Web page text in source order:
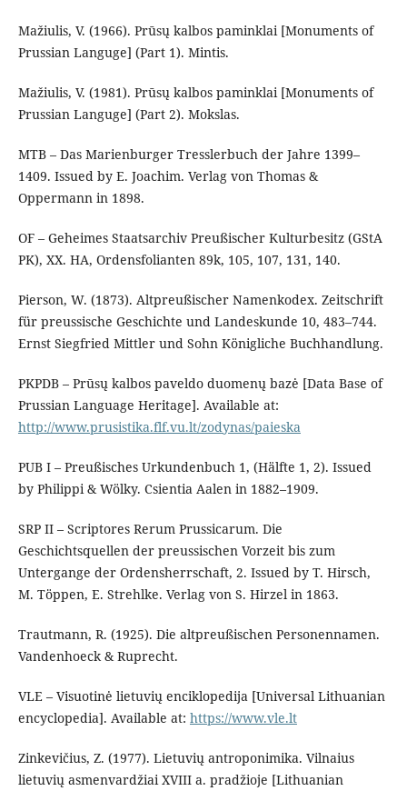
Mažiulis, V. (1966). Prūsų kalbos paminklai [Monuments of
Prussian Languge] (Part 1). Mintis.
Mažiulis, V. (1981). Prūsų kalbos paminklai [Monuments of
Prussian Languge] (Part 2). Mokslas.
MTB – Das Marienburger Tresslerbuch der Jahre 1399–
1409. Issued by E. Joachim. Verlag von Thomas &
Oppermann in 1898.
OF – Geheimes Staatsarchiv Preußischer Kulturbesitz (GStA
PK), XX. HA, Ordensfolianten 89k, 105, 107, 131, 140.
Pierson, W. (1873). Altpreußischer Namenkodex. Zeitschrift
für preussische Geschichte und Landeskunde 10, 483–744.
Ernst Siegfried Mittler und Sohn Königliche Buchhandlung.
PKPDB – Prūsų kalbos paveldo duomenų bazė [Data Base of
Prussian Language Heritage]. Available at:
http://www.prusistika.flf.vu.lt/zodynas/paieska
PUB I – Preußisches Urkundenbuch 1, (Hälfte 1, 2). Issued
by Philippi & Wölky. Csientia Aalen in 1882–1909.
SRP II – Scriptores Rerum Prussicarum. Die
Geschichtsquellen der preussischen Vorzeit bis zum
Untergange der Ordensherrschaft, 2. Issued by T. Hirsch,
M. Töppen, E. Strehlke. Verlag von S. Hirzel in 1863.
Trautmann, R. (1925). Die altpreußischen Personennamen.
Vandenhoeck & Ruprecht.
VLE – Visuotinė lietuvių enciklopedija [Universal Lithuanian
encyclopedia]. Available at: https://www.vle.lt
Zinkevičius, Z. (1977). Lietuvių antroponimika. Vilnaius
lietuvių asmenvardžiai XVIII a. pradžioje [Lithuanian